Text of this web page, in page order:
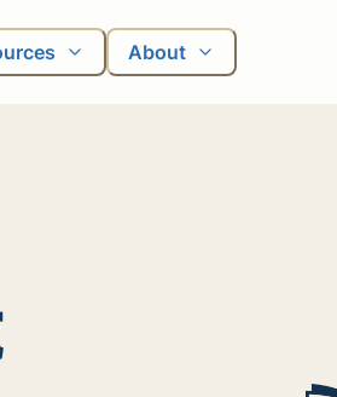
About